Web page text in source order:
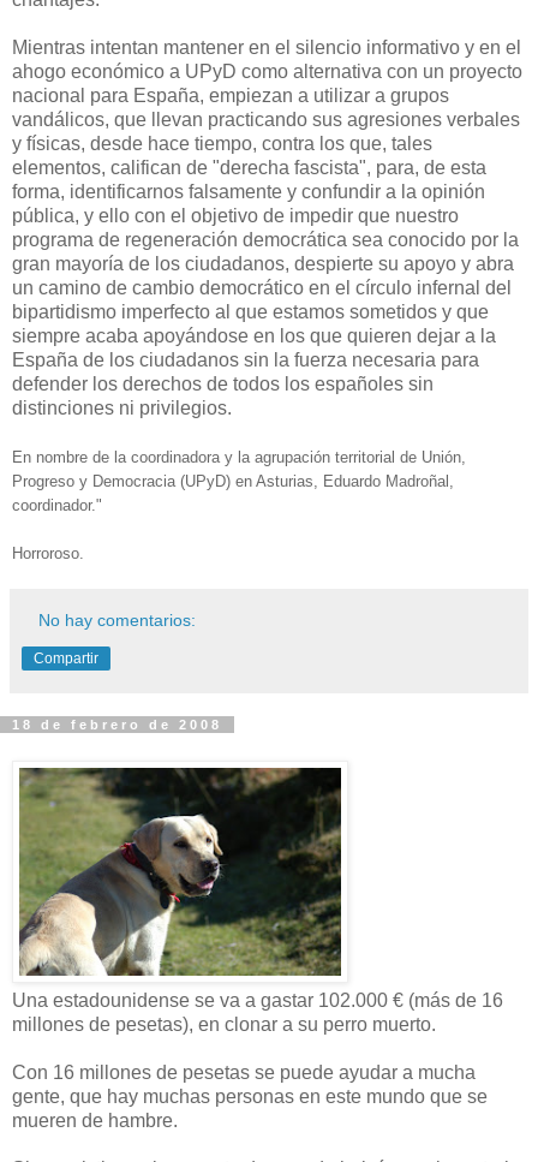
Mientras intentan mantener en el silencio informativo y en el
ahogo económico a UPyD como alternativa con un proyecto
nacional para España, empiezan a utilizar a grupos
vandálicos, que llevan practicando sus agresiones verbales
y físicas, desde hace tiempo, contra los que, tales
elementos, califican de "derecha fascista", para, de esta
forma, identificarnos falsamente y confundir a la opinión
pública, y ello con el objetivo de impedir que nuestro
programa de regeneración democrática sea conocido por la
gran mayoría de los ciudadanos, despierte su apoyo y abra
un camino de cambio democrático en el círculo infernal del
bipartidismo imperfecto al que estamos sometidos y que
siempre acaba apoyándose en los que quieren dejar a la
España de los ciudadanos sin la fuerza necesaria para
defender los derechos de todos los españoles sin
distinciones ni privilegios.
En nombre de la coordinadora y la agrupación territorial de Unión,
Progreso y Democracia (UPyD) en Asturias, Eduardo Madroñal,
coordinador."
Horroroso.
No hay comentarios:
Compartir
18 de febrero de 2008
Una estadounidense se va a gastar 102.000 € (más de 16
millones de pesetas), en clonar a su perro muerto.
Con 16 millones de pesetas se puede ayudar a mucha
gente, que hay muchas personas en este mundo que se
mueren de hambre.